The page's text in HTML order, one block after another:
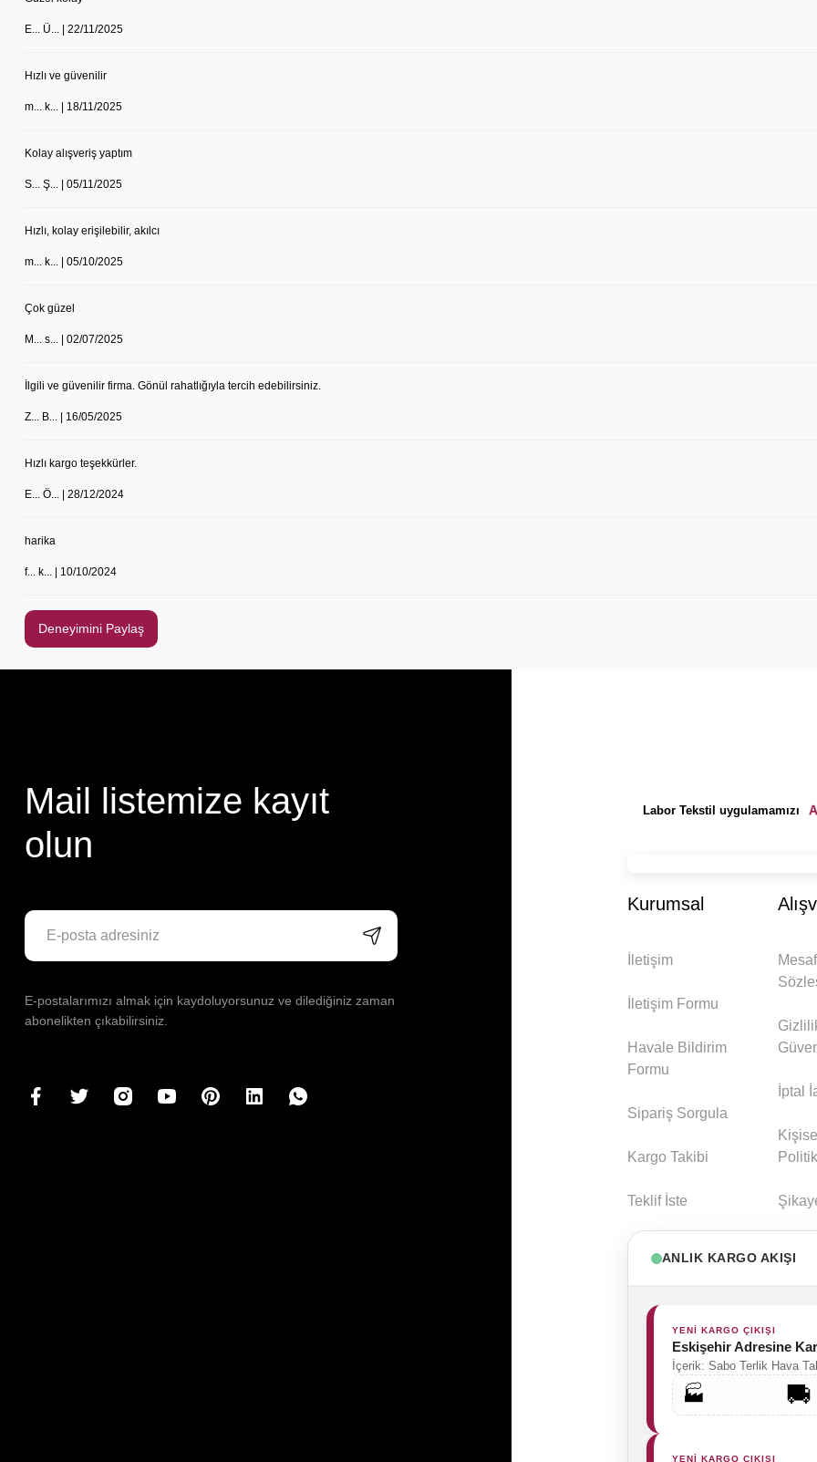
E... Ü... | 22/11/2025
Hızlı ve güvenilir
m... k... | 18/11/2025
Kolay alışveriş yaptım
S... Ş... | 05/11/2025
Hızlı, kolay erişilebilir, akılcı
m... k... | 05/10/2025
Çok güzel
M... s... | 02/07/2025
İlgili ve güvenilir firma. Gönül rahatlığıyla tercih edebilirsiniz.
Z... B... | 16/05/2025
Hızlı kargo teşekkürler.
E... Ö... | 28/12/2024
harika
f... k... | 10/10/2024
Deneyimini Paylaş
Mail listemize kayıt
olun
E-postalarımızı almak için kaydoluyorsunuz ve dilediğiniz zaman
abonelikten çıkabilirsiniz.
Labor Tekstil uygulamamızı
Kurumsal
İletişim
İletişim Formu
Havale Bildirim
Formu
Sipariş Sorgula
Kargo Takibi
Teklif İste
İptal
ANLIK KARGO AKIŞI
YENİ KARGO ÇIKIŞI
Eskişehir Adresine
İçerik: Sabo Terlik Hava
🏭
YENİ KARGO ÇIKIŞI